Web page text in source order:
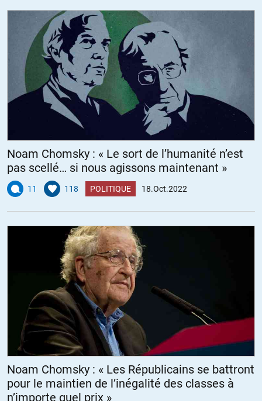
Noam Chomsky : « Le sort de l’humanité n’est
pas scellé… si nous agissons maintenant »
11 118 POLITIQUE 18.Oct.2022
Noam Chomsky : « Les Républicains se battront
pour le maintien de l’inégalité des classes à
n’importe quel prix »